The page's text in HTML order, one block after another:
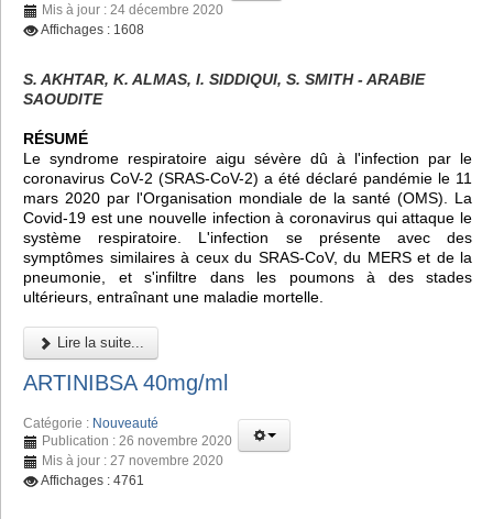
Mis à jour : 24 décembre 2020
Affichages : 1608
S. AKHTAR, K. ALMAS, I. SIDDIQUI, S. SMITH - ARABIE
SAOUDITE
RÉSUMÉ
Le syndrome respiratoire aigu sévère dû à l'infection par le
coronavirus CoV-2 (SRAS-CoV-2) a été déclaré pandémie le 11
mars 2020 par l'Organisation mondiale de la santé (OMS). La
Covid-19 est une nouvelle infection à coronavirus qui attaque le
système respiratoire. L'infection se présente avec des
symptômes similaires à ceux du SRAS-CoV, du MERS et de la
pneumonie, et s'infiltre dans les poumons à des stades
ultérieurs, entraînant une maladie mortelle.
Lire la suite...
ARTINIBSA 40mg/ml
Catégorie : Nouveauté
Publication : 26 novembre 2020
Mis à jour : 27 novembre 2020
Affichages : 4761